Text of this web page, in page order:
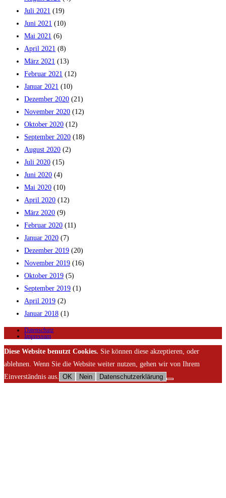
Juli 2021 (19)
Juni 2021 (10)
Mai 2021 (6)
April 2021 (8)
März 2021 (13)
Februar 2021 (12)
Januar 2021 (10)
Dezember 2020 (21)
November 2020 (12)
Oktober 2020 (12)
September 2020 (18)
August 2020 (2)
Juli 2020 (15)
Juni 2020 (4)
Mai 2020 (10)
April 2020 (12)
März 2020 (9)
Februar 2020 (11)
Januar 2020 (7)
Dezember 2019 (20)
November 2019 (16)
Oktober 2019 (5)
September 2019 (1)
April 2019 (2)
Januar 2018 (1)
Datenschutz
Impressum
Diese Website benutzt Cookies. Sie können diese akzeptieren, oder
ablehnen. Wenn Sie die Website weiter nutzen, gehen wir von Ihrem
Einverständnis aus. OK Nein Datenschutzerklärung